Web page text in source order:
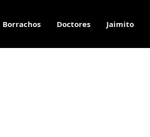
Borrachos Doctores Jaimito